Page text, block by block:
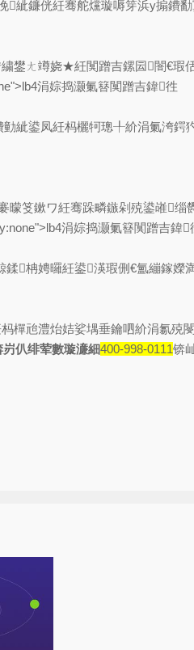
紪鐮侊紝骞舵爣璇嗕笌浜у搧鐨
鐢ㄤ竴娆★紝闃蹭吉鏍囩闇€瑕
涓婃捣灏氭簮闃蹭吉鍏徃
紪鍙凤紝杩欐牱璁╀紒涓氭洿鍔
笅鏉ワ紝骞跺疄鏃剁殑鍙嶉
涓婃捣灏氭簮闃蹭吉鍏
柟娉曪紝鍙渶瑕侀€氳繃鎵
兘澧炲姞娑堣垂鑰呬紒涓氱殑
仈绯荤數璇濓細400-998-0111锛